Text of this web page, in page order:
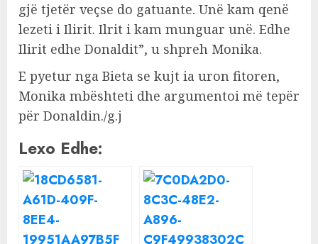
gjë tjetër veçse do gatuante. Unë kam qenë
lezeti i Ilirit. Ilrit i kam munguar unë. Edhe
Ilirit edhe Donaldit”, u shpreh Monika.
E pyetur nga Bieta se kujt ia uron fitoren,
Monika mbështeti dhe argumentoi më tepër
për Donaldin./g.j
Lexo Edhe: